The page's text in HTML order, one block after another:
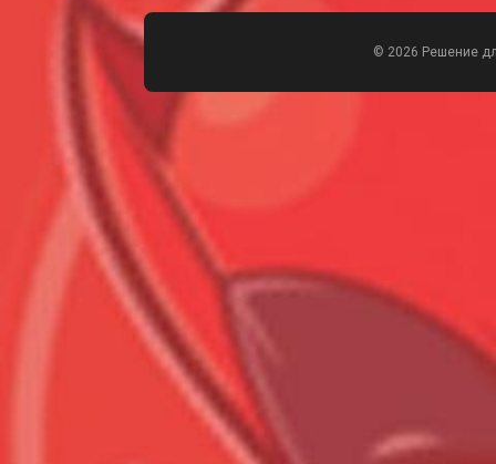
© 2026 Решение
Всего позиций в корзине